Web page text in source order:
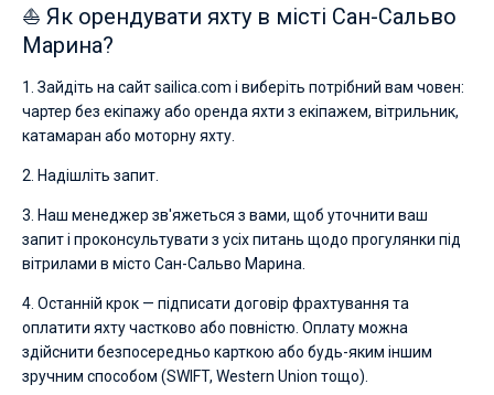
⛵ Як орендувати яхту в місті Сан-Сальво
Марина?
1. Зайдіть на сайт sailica.com і виберіть потрібний вам човен:
чартер без екіпажу або оренда яхти з екіпажем, вітрильник,
катамаран або моторну яхту.
2. Надішліть запит.
3. Наш менеджер зв'яжеться з вами, щоб уточнити ваш
запит і проконсультувати з усіх питань щодо прогулянки під
вітрилами в місто Сан-Сальво Марина.
4. Останній крок — підписати договір фрахтування та
оплатити яхту частково або повністю. Оплату можна
здійснити безпосередньо карткою або будь-яким іншим
зручним способом (SWIFT, Western Union тощо).